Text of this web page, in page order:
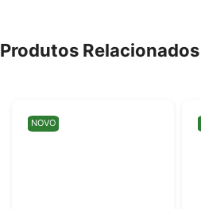
Produtos Relacionados
NOVO